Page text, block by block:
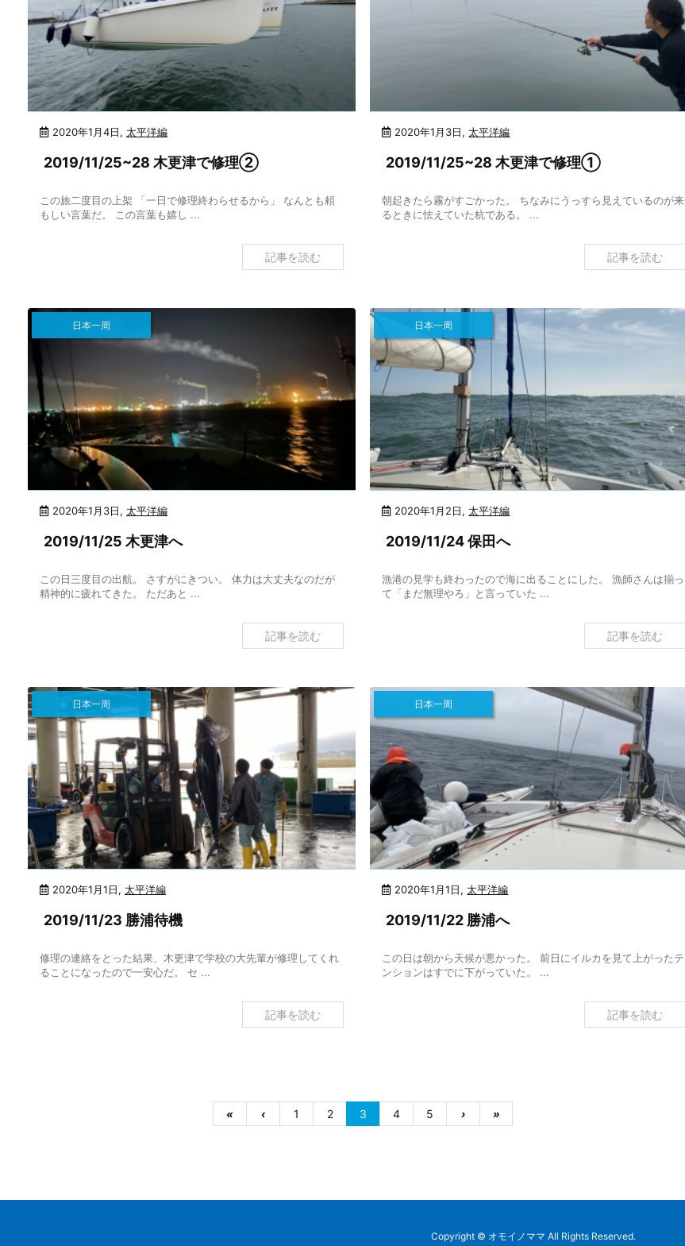
2020年1月4日, 太平洋編
2019/11/25~28 木更津で修理②
この旅二度目の上架 「一日で修理終わらせるから」 なんとも頼
もしい言葉だ。 この言葉も嬉し ...
記事を読む
2020年1月3日,太平洋編
2019/11/25~28 木更津で修理①
朝起きたら霧がすごかった。 ちなみにうっすら見えているのが来
るときに怯えていた杭である。 ...
記事を読む
2020年1月3日
日本一周
, 太平洋編
2019/11/25 木更津へ
この日三度目の出航。 さすがにきつい。 体力は大丈夫なのだが
精神的に疲れてきた。 ただあと ...
記事を読む
2020年1月2日
日本一周
,太平洋編
2019/11/24 保田へ
漁港の見学も終わったので海に出ることにした。 漁師さんは揃っ
て「まだ無理やろ」と言っていた ...
記事を読む
2020年1月1日
日本一周
, 太平洋編
2019/11/23 勝浦待機
修理の連絡をとった結果、木更津で学校の大先輩が修理してくれ
ることになったので一安心だ。 セ ...
記事を読む
2020年1月1日
日本一周
,太平洋編
2019/11/22 勝浦へ
この日は朝から天候が悪かった。 前日にイルカを見て上がったテ
ンションはすでに下がっていた。 ...
記事を読む
« ‹ 1 2 3 4 5 › »
Copyright © オモイノママ All Rights Reserved.